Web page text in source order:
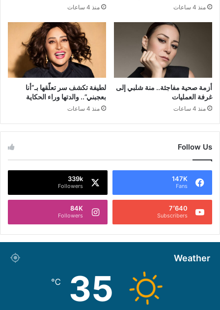
منذ 4 ساعات منذ 4 ساعات
أزمة صحية مفاجئة.. منة شلبي إلى
غرفة العمليات
منذ 4 ساعات
لطيفة تكشف سر تعلّقها بـ”أنا
بعجبني”.. والدتها وراء الحكاية
منذ 4 ساعات
Follow Us
147K
Fans
339k
Followers
7٬640
Subscribers
84K
Followers
Weather
35
℃